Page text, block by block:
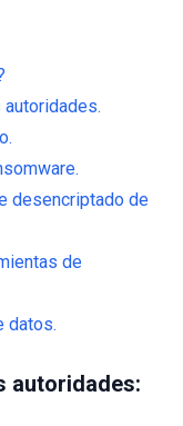
desencriptado de
de
datos.
autoridades: